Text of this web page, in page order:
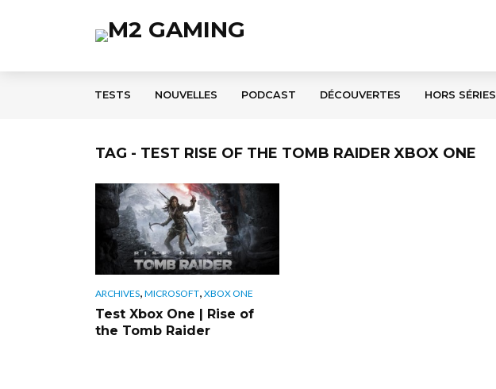
TESTS NOUVELLES PODCAST DÉCOUVERTES HORS SÉRIES
TAG - TEST RISE OF THE TOMB RAIDER XBOX ONE
ARCHIVES, MICROSOFT, XBOX ONE
Test Xbox One | Rise of
the Tomb Raider